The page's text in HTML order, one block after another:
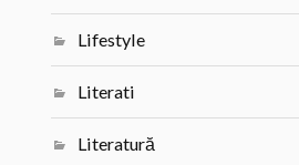
Lifestyle
Literati
Literatură